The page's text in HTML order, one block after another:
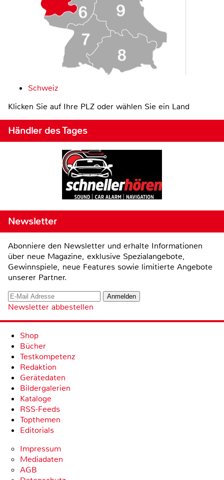
Schweiz
Klicken Sie auf Ihre PLZ oder wählen Sie ein Land
Händler des Tages
Newsletter
Abonniere den Newsletter und erhalte Informationen
über neue Magazine, exklusive Spezialangebote,
Gewinnspiele, neue Features sowie limitierte Angebote
unserer Partner.
Newsletter abbestellen
Shop
Bücher
Testkompetenz
Redaktion
Gerätedaten
Bildergalerien
Kataloge
RSS-Feeds
Topthemen
Editorials
Impressum
Mediadaten
AGB